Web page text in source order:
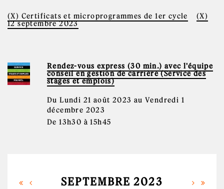
(X) Certificats et microprogrammes de 1er cycle
(X)
12 septembre 2023
Rendez-vous express (30 min.) avec l'équipe
conseil en gestion de carrière (Service des
stages et emplois)
Du Lundi 21 août 2023 au Vendredi 1
décembre 2023
De 13h30 à 15h45
SEPTEMBRE 2023